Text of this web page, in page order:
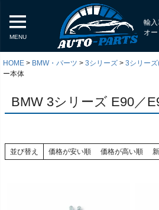
MENU
輸入
オ
HOME BMW・パーツ 3シリーズ 3シリー
ー本体
BMW 3シリーズ E90／
並び替え 価格が安い順 価格が高い順